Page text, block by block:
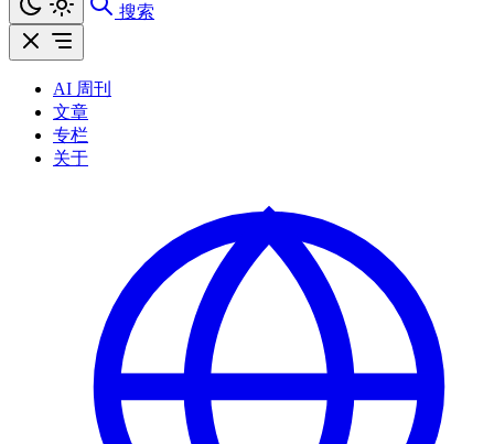
搜索
AI 周刊
文章
专栏
关于